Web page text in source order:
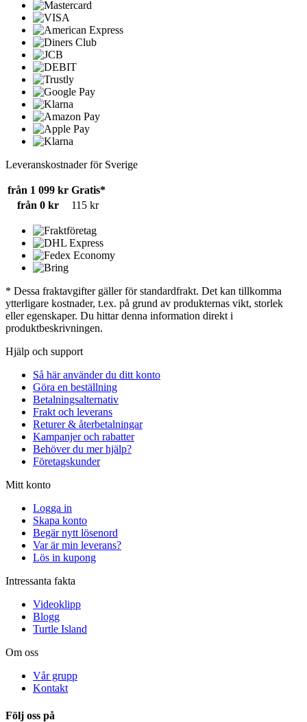
Leveranskostnader för Sverige
från 1 099 kr Gratis*
från 0 kr
115 kr
* Dessa fraktavgifter gäller för standardfrakt. Det kan tillkomma
ytterligare kostnader, t.ex. på grund av produkternas vikt, storlek
eller egenskaper. Du hittar denna information direkt i
produktbeskrivningen.
Hjälp och support
Så här använder du ditt konto
Göra en beställning
Betalningsalternativ
Frakt och leverans
Returer & återbetalningar
Kampanjer och rabatter
Behöver du mer hjälp?
Företagskunder
Mitt konto
Logga in
Skapa konto
Begär nytt lösenord
Var är min leverans?
Lös in kupong
Intressanta fakta
Videoklipp
Blogg
Turtle Island
Om oss
Vår grupp
Kontakt
Följ oss på